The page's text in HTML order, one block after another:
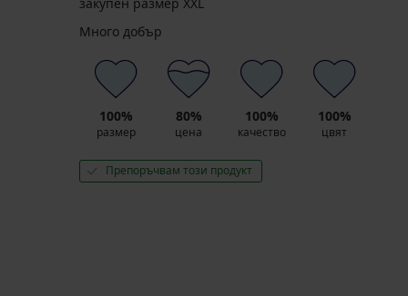
закупен размер XXL
Много добър
100%
размер
80%
цена
100%
качество
100%
цвят
Препоръчвам този продукт